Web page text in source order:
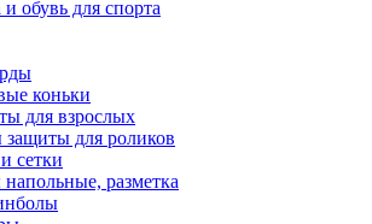
обувь для спорта
коньки
для взрослых
для роликов
сетки
разметка